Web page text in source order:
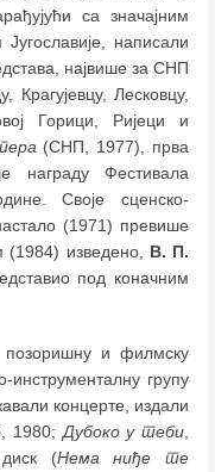
са значајним
написали
највише за СНП
Лесковцу,
Горици, Ријеци и
(СНП, 1977), прва
награду Фестивала
Своје сценско-
(1971) превише
(1984) изведено, В. П.
под коначним
и филмску
инструменталну групу
концерте, издали
, 1980; Дубоко у теби
(Нема ниђе те